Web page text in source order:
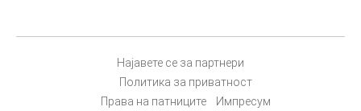
Најавете се за партнери
Политика за приватност
Права на патниците
Импресум